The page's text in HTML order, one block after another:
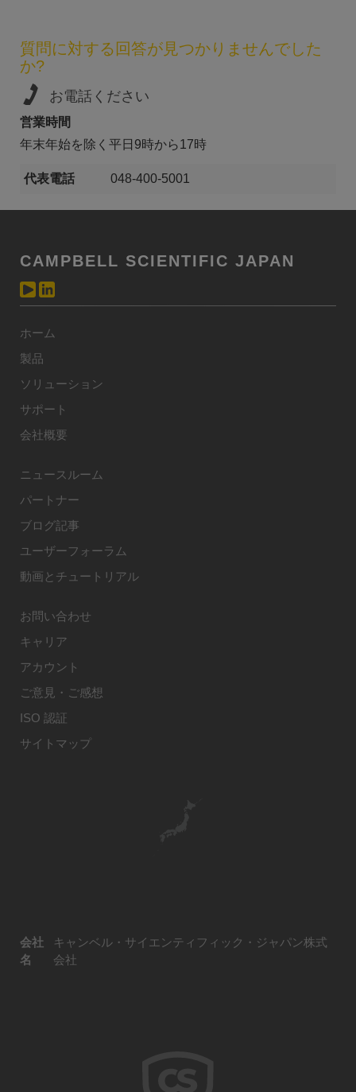
質問に対する回答が見つかりませんでした
か?
お電話ください
営業時間
年末年始を除く平日9時から17時
代表電話 048-400-5001
CAMPBELL SCIENTIFIC JAPAN
ホーム
製品
ソリューション
サポート
会社概要
ニュースルーム
パートナー
ブログ記事
ユーザーフォーラム
動画とチュートリアル
お問い合わせ
キャリア
アカウント
ご意見・ご感想
ISO 認証
サイトマップ
会社
名
キャンベル・サイエンティフィック・ジャパン株式
会社